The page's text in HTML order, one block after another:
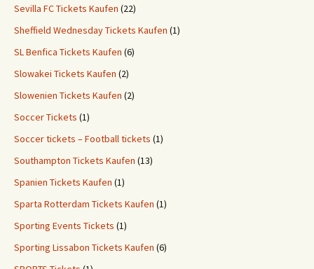
Sevilla FC Tickets Kaufen (22)
Sheffield Wednesday Tickets Kaufen (1)
SL Benfica Tickets Kaufen (6)
Slowakei Tickets Kaufen (2)
Slowenien Tickets Kaufen (2)
Soccer Tickets (1)
Soccer tickets – Football tickets (1)
Southampton Tickets Kaufen (13)
Spanien Tickets Kaufen (1)
Sparta Rotterdam Tickets Kaufen (1)
Sporting Events Tickets (1)
Sporting Lissabon Tickets Kaufen (6)